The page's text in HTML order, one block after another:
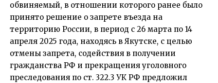
обвиняемый, в отношении которого ранее было
принято решение о запрете въезда на
территорию России, в период с 26 марта по 14
апреля 2025 года, находясь в Якутске, с целью
отмены запрета, содействия в получении
гражданства РФ и прекращения уголовного
преследования по ст. 322.3 УК РФ предложил